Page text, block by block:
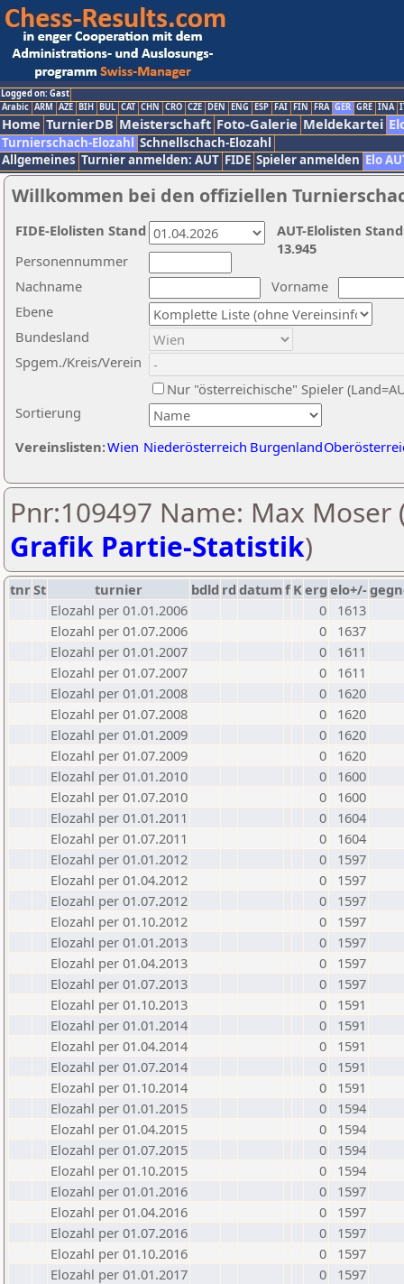
Logged on: Gast
Arabic ARM AZE BIH BUL CAT CHN CRO CZE DEN ENG ESP FAI FIN FRA GER GRE INA
Home TurnierDB Meisterschaft Foto-Galerie Meldekartei
Turnierschach-Elozahl Schnellschach-Elozahl
Allgemeines Turnier anmelden: AUT FIDE Spieler anmelden Elo
Willkommen bei den offiziellen
Nachname
Vorname
Ebene
Sortierung
Personennummer
Bundesland
Spgem./Kreis/Verein
Nur "österreichische" Spieler
Vereinslisten:Wien Niederösterreich Burgenland
AUT-Elolisten
13.945
FIDE-Elolisten Stand
Pnr:109497 Name: Max Moser
Grafik Partie-Statistik)
tnrSt turnier bdld rd datumf Kerg elo+/-
Elozahl per 01.01.2006
0
1613
Elozahl per 01.07.2006
0
1637
Elozahl per 01.01.2007
0
1611
Elozahl per 01.07.2007
0
1611
Elozahl per 01.01.2008
0
1620
Elozahl per 01.07.2008
0
1620
Elozahl per 01.01.2009
0
1620
Elozahl per 01.07.2009
0
1620
Elozahl per 01.01.2010
0
1600
Elozahl per 01.07.2010
0
1600
Elozahl per 01.01.2011
0
1604
Elozahl per 01.07.2011
0
1604
Elozahl per 01.01.2012
0
1597
Elozahl per 01.04.2012
0
1597
Elozahl per 01.07.2012
0
1597
Elozahl per 01.10.2012
0
1597
Elozahl per 01.01.2013
0
1597
Elozahl per 01.04.2013
0
1597
Elozahl per 01.07.2013
0
1597
Elozahl per 01.10.2013
0
1591
Elozahl per 01.01.2014
0
1591
Elozahl per 01.04.2014
0
1591
Elozahl per 01.07.2014
0
1591
Elozahl per 01.10.2014
0
1591
Elozahl per 01.01.2015
0
1594
Elozahl per 01.04.2015
0
1594
Elozahl per 01.07.2015
0
1594
Elozahl per 01.10.2015
0
1594
Elozahl per 01.01.2016
0
1597
Elozahl per 01.04.2016
0
1597
Elozahl per 01.07.2016
0
1597
Elozahl per 01.10.2016
0
1597
Elozahl per 01.01.2017
0
1597